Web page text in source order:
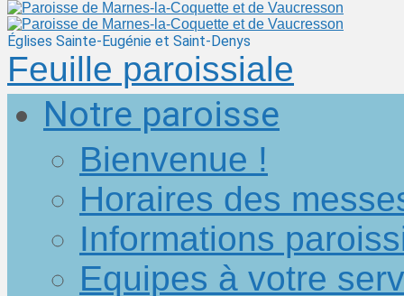
Églises Sainte-Eugénie et Saint-Denys
Feuille paroissiale
Notre paroisse
Bienvenue !
Horaires des
Informations
Equipes à votre